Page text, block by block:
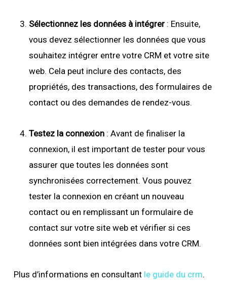
Sélectionnez les données à intégrer: Ensuite,
vous devez sélectionner les données que vous
souhaitez intégrer entre votre CRM et votre site
web. Cela peut inclure des contacts, des
propriétés, des transactions, des formulaires de
contact ou des demandes de rendez-vous.
Testez la connexion: Avant de finaliser la
connexion, il est important de tester pour vous
assurer que toutes les données sont
synchronisées correctement. Vous pouvez
tester la connexion en créant un nouveau
contact ou en remplissant un formulaire de
contact sur votre site web et vérifier si ces
données sont bien intégrées dans votre CRM.
Plus d’informations en consultant le guide du crm.